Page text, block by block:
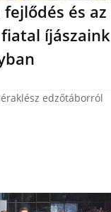
és az
íjászaink
edzőtáborról